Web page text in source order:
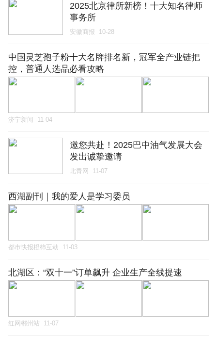
2025北京律所新榜！十大知名律师
事务所
安徽商报 10-28
中国灵芝孢子粉十大名牌排名新，冠军全产业链把
控，普通人选品必看攻略
济宁新闻 11-04
邀您共赴！2025巴中油气发展大会
发出诚挚邀请
北青网 11-07
西湖副刊｜我的爱人是学习委员
都市快报橙柿互动 11-03
北湖区：“双十一”订单飙升 企业生产全线提速
红网郴州站 11-07